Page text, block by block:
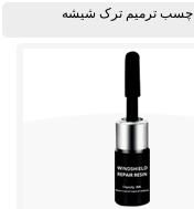
چسب ترمیم ترک شیشه